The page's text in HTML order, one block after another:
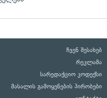
ჩვენ შესახებ
რეკლამა
სარედაქციო კოდექსი
მასალის გამოყენების პირობები